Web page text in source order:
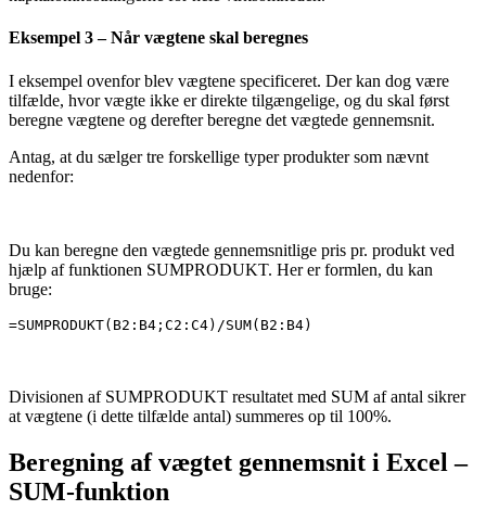
Eksempel 3 – Når vægtene skal beregnes
I eksempel ovenfor blev vægtene specificeret. Der kan dog være
tilfælde, hvor vægte ikke er direkte tilgængelige, og du skal først
beregne vægtene og derefter beregne det vægtede gennemsnit.
Antag, at du sælger tre forskellige typer produkter som nævnt
nedenfor:
Du kan beregne den vægtede gennemsnitlige pris pr. produkt ved
hjælp af funktionen SUMPRODUKT. Her er formlen, du kan
bruge:
=SUMPRODUKT(B2:B4;C2:C4)/SUM(B2:B4)
Divisionen af SUMPRODUKT resultatet med SUM af antal sikrer
at vægtene (i dette tilfælde antal) summeres op til 100%.
Beregning af vægtet gennemsnit i Excel –
SUM-funktion